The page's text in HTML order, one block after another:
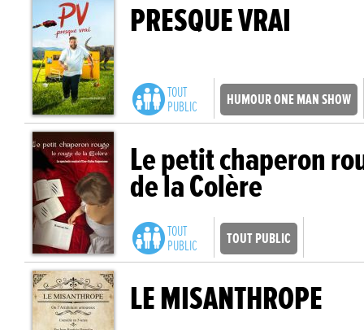
PRESQUE VRAI
TOUT
PUBLIC HUMOUR ONE MAN SHOW
Le petit chaperon
de la Colère
TOUT
PUBLIC TOUT PUBLIC
LE MISANTHROPE